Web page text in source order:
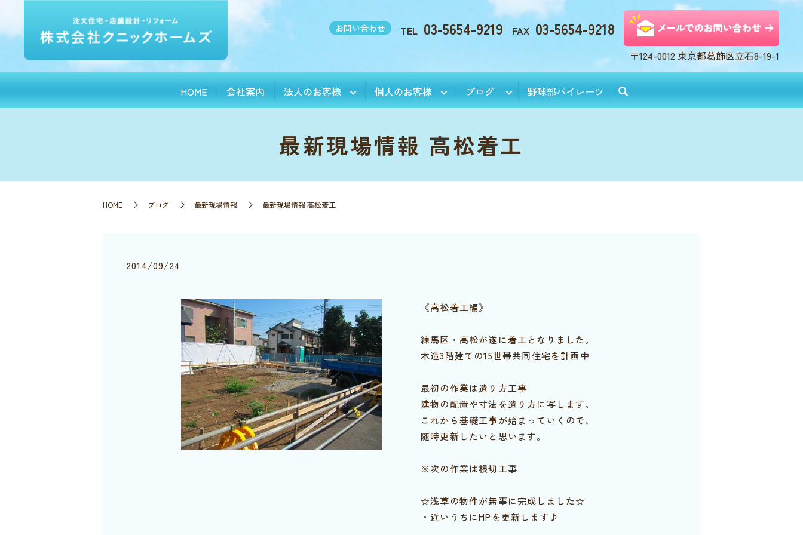
お問い合わせ TEL 03-5654-9219 FAX 03-5654-9218
〒124-0012 東京都葛飾区立石8-19-1
HOME 会社案内 法人のお客様 個人のお客様 ブログ 野球部パイレーツ
最新現場情報 高松着工
HOME ブログ 最新現場情報 最新現場情報 高松着工
2014/09/24
《高松着工編》
練馬区・高松が遂に着工となりました。
木造3階建ての15世帯共同住宅を計画中
最初の作業は遣り方工事
建物の配置や寸法を遣り方に写します。
これから基礎工事が始まっていくので、
随時更新したいと思います。
※次の作業は根切工事
☆浅草の物件が無事に完成しました☆
・近いうちにHPを更新します♪